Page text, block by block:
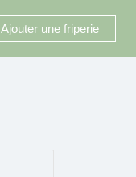
Ajouter une friperie